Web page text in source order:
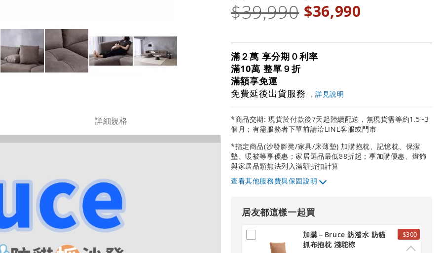
庫
的
$36,990
$39,990
滿２萬 享分期０利率
滿10萬 整單９折
滿額享免運
免費延後出貨服務 ，詳見說明
*商品交期: 現貨於付款後7天起陸續配送，無現貨需等約1.5~3
個月；有需服務者下單前請洽LINE客服或門市
*指定商品(沙發腳凳/家具/床薄墊) 加購抱枕、記憶枕、保潔
墊、暖被等享優惠；家居選品最低88折起；享加購優惠、燈飾
與家居品類無法列入滿額折扣計算
其他服務費與保固說明
居友都這樣一起買
加購－Bruce 防潑水 防貓
抓布抱枕 淺駝棕
-$300
詳細規格